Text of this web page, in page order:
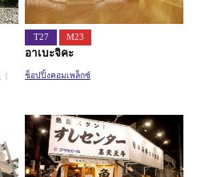
T27 M23
อาเบะจิคะ
ช็อปปิ้งคอมเพล็กซ์